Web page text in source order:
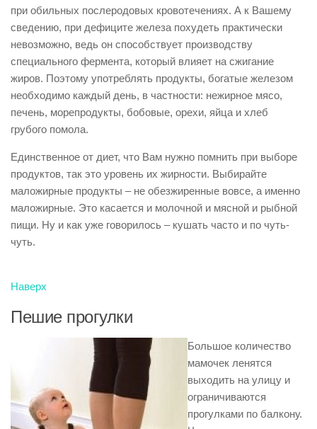
при обильных послеродовых кровотечениях. А к Вашему
сведению, при дефиците железа похудеть практически
невозможно, ведь он способствует производству
специального фермента, который влияет на сжигание
жиров. Поэтому употреблять продукты, богатые железом
необходимо каждый день, в частности: нежирное мясо,
печень, морепродукты, бобовые, орехи, яйца и хлеб
грубого помола.
Единственное от диет, что Вам нужно помнить при выборе
продуктов, так это уровень их жирности. Выбирайте
маложирные продукты – не обезжиренные вовсе, а именно
маложирные. Это касается и молочной и мясной и рыбной
пищи. Ну и как уже говорилось – кушать часто и по чуть-
чуть.
Наверх
Пешие прогулки
Большое количество
мамочек ленятся
выходить на улицу и
ограничиваются
прогулками по балкону.